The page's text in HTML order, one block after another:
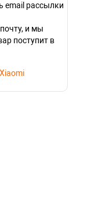
email рассылки
и мы
поступит в